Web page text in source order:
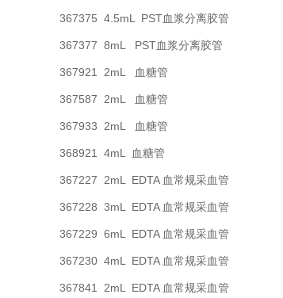
367375 4.5mL PST血浆分离胶管
367377 8mL PST血浆分离胶管
367921 2mL 血糖管
367587 2mL 血糖管
367933 2mL 血糖管
368921 4mL 血糖管
367227 2mL EDTA 血常规采血管
367228 3mL EDTA 血常规采血管
367229 6mL EDTA 血常规采血管
367230 4mL EDTA 血常规采血管
367841 2mL EDTA 血常规采血管